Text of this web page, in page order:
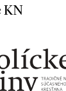
KN